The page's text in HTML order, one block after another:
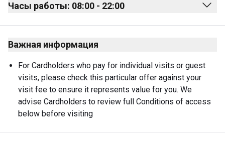
Часы работы: 08:00 - 22:00
Monday 08:00 - 22:00
Tuesday
Wednesday 08:00 - 22:00
Thursday 08:00 - 22:00
Friday 08:00 - 22:00
Saturday
Важная информация
For Cardholders who pay for individual visits or guest
visits, please check this particular offer against your
visit fee to ensure it represents value for you. We
advise Cardholders to review full Conditions of access
below before visiting